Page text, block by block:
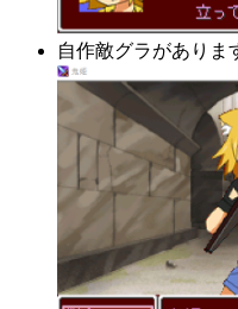
自作敵グラがありま